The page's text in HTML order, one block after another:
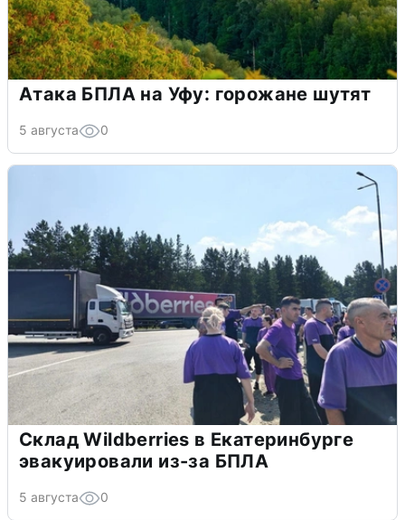
Атака БПЛА на Уфу: горожане шутят
5 августа 0
Склад Wildberries в Екатеринбурге
эвакуировали из-за БПЛА
5 августа 0